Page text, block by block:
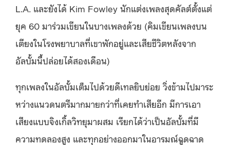
L.A. และยังได้ Kim Fowley นักแต่งเพลงสุดคัลต์ตั้งแต่
ยุค 60 มาร่วมเขียนในบางเพลงด้วย (คิมเขียนเพลงบน
เตียงในโรงพยาบาลที่เขาพักอยู่และเสียชีวิตหลังจาก
อัลบั้มนี้ปล่อยได้สองเดือน)
ทุกเพลงในอัลบั้มเต็มไปด้วยดีเทลยิบย่อย วิ่งข้ามไปมาระ
หว่างแนวดนตรีมากมายกว่าที่เคยทำเสียอีก มีการเอา
เสียงแบบจิงเกิ้ลวิทยุมาผสม เรียกได้ว่าเป็นอัลบั้มที่มี
ความทดลองสูง และทุกอย่างออกมาในอารมณ์ฉูดฉาด